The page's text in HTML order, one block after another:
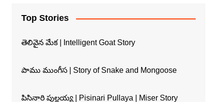
Top Stories
తెలివైన మేక | Intelligent Goat Story
పాము ముంగీస | Story of Snake and Mongoose
పిసినారి పుల్లయ్య | Pisinari Pullaya | Miser Story